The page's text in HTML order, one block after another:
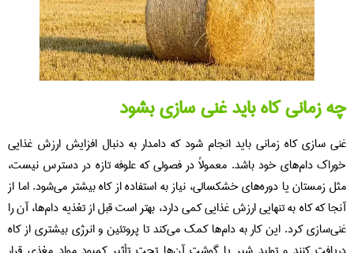
چه زمانی کاه باید غنی سازی بشود
غنی‌ سازی کاه زمانی باید انجام شود که دامدار به دنبال افزایش ارزش غذایی
خوراک دام‌های خود باشد. معمولاً در فصولی که علوفه تازه در دسترس نیست،
مثل زمستان یا دوره‌های خشکسالی، نیاز به استفاده از کاه بیشتر می‌شود. اما از
آنجا که کاه به تنهایی ارزش غذایی کمی دارد، بهتر است قبل از تغذیه دام‌ها، آن را
غنی‌سازی کرد. این کار به دام‌ها کمک می‌کند تا پروتئین و انرژی بیشتری از کاه